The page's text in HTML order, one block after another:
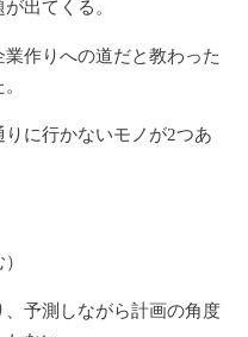
出てくる。
作りへの道だと教わった
に行かないモノが2つあ
予測しながら計画の角度